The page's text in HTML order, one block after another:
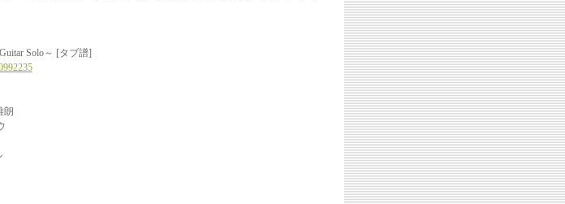
Solo～ [タブ譜]
朗